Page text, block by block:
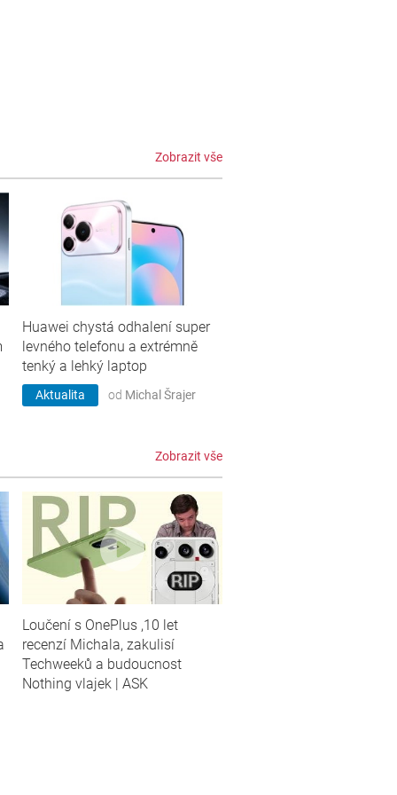
Zobrazit vše
Huawei chystá odhalení super
levného telefonu a extrémně
tenký a lehký laptop
Aktualita od Michal Šrajer
Zobrazit vše
Loučení s OnePlus ,10 let
recenzí Michala, zakulisí
Techweeků a budoucnost
Nothing vlajek | ASK